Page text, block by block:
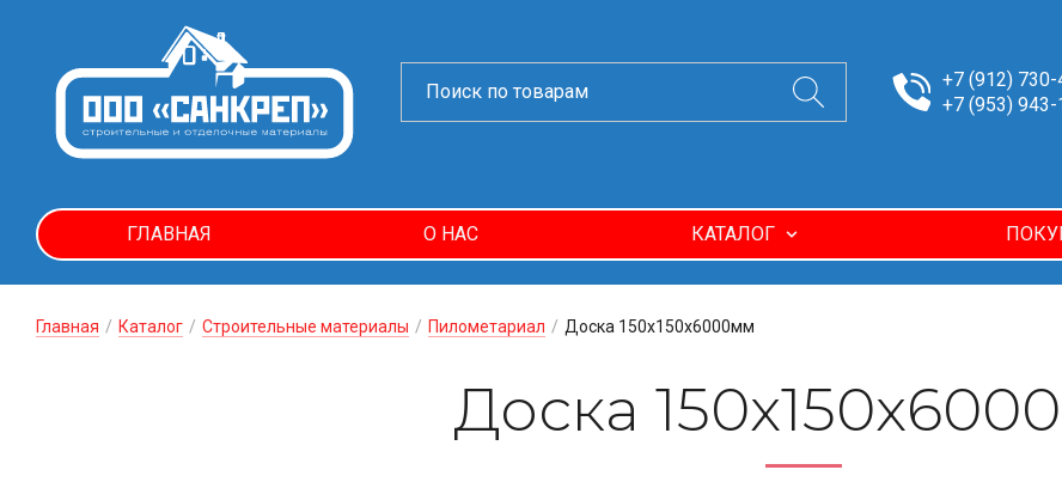
ГЛАВНАЯ О НАС КАТАЛОГ
+7 (912)
+7 (953)
Главная / Каталог / Строительные материалы / Пилометариал / Доска 150х150х6000мм
Доска